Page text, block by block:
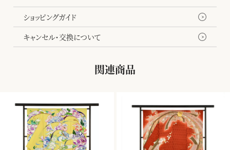
ショッピングガイド
キャンセル・交換について
関連商品